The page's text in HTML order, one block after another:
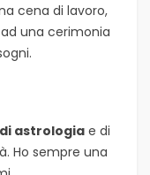
cena di lavoro,
una cerimonia
astrologia e di
Ho sempre una